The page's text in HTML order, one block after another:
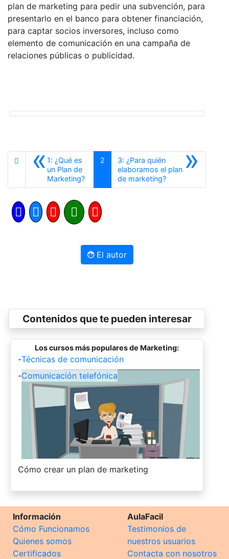
plan de marketing para pedir una subvención, para
presentarlo en el banco para obtener financiación,
para captar socios inversores, incluso como
elemento de comunicación en una campaña de
relaciones públicas o publicidad.
«1: ¿Qué es
un Plan de
Marketing?Anterior
2 »
3: ¿Para quién
elaboramos el plan
de marketing?Siguiente
El autor
Contenidos que te pueden interesar
Los cursos más populares de Marketing:
-Técnicas de comunicación
-Comunicación telefónica
-
Cómo crear un plan de marketing
Información
Cómo Funcionamos
Quienes somos
Certificados
AulaFacil
Testimonios de
nuestros usuarios
Contacta con nosotros